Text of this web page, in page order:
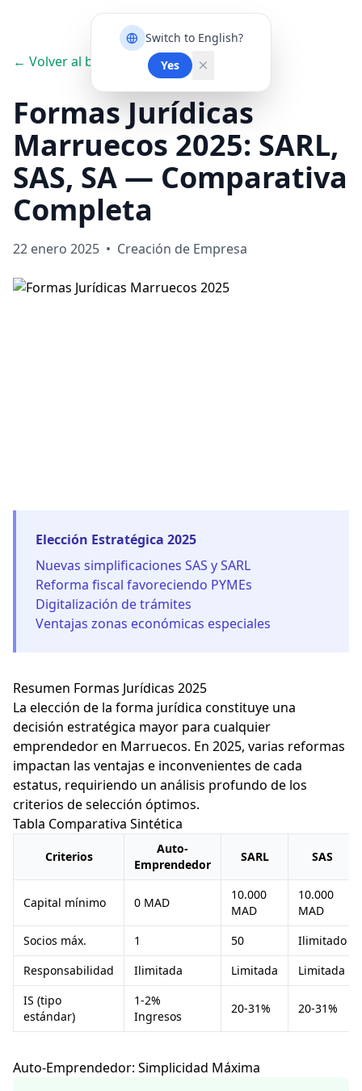
Switch to English?
Yes
← Volver al blog
Formas Jurídicas
Marruecos 2025: SARL,
SAS, SA — Comparativa
Completa
22 enero 2025 • Creación de Empresa
Elección Estratégica 2025
Nuevas simplificaciones SAS y SARL
Reforma fiscal favoreciendo PYMEs
Digitalización de trámites
Ventajas zonas económicas especiales
Resumen Formas Jurídicas 2025
La elección de la forma jurídica constituye una
decisión estratégica mayor para cualquier
emprendedor en Marruecos. En 2025, varias reformas
impactan las ventajas e inconvenientes de cada
estatus, requiriendo un análisis profundo de los
criterios de selección óptimos.
Tabla Comparativa Sintética
Criterios
Auto-
Emprendedor
SARL SAS
Capital mínimo 0 MAD
10.000
MAD
10.000
MAD
Socios máx.
1 50
Ilimitado
Responsabilidad
Ilimitada Limitada
Limitada
IS (tipo
estándar)
1-2%
Ingresos
20-31% 20-31%
Auto-Emprendedor: Simplicidad Máxima